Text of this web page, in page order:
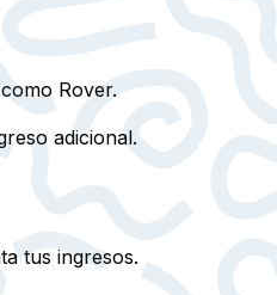
Rover.
adicional.
tus ingresos.